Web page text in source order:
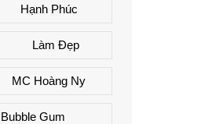
Hạnh Phúc
Làm Đẹp
MC Hoàng Ny
Gum